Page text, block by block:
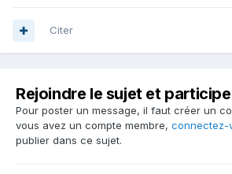
Citer
Rejoindre le sujet et
Pour poster un message, il faut créer un
vous avez un compte membre, connectez-
publier dans ce sujet.